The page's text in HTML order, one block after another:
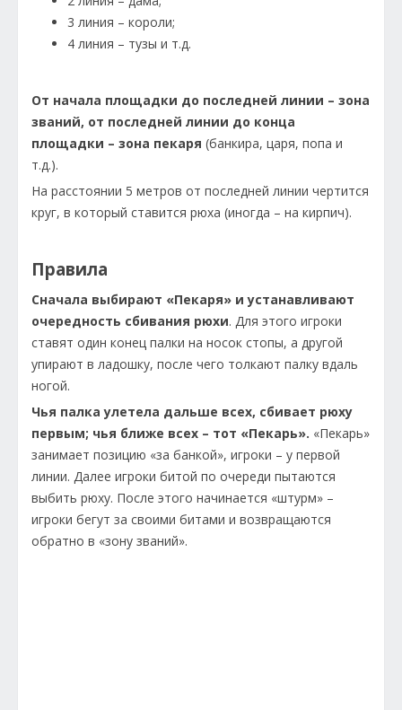
3 линия – короли;
4 линия – тузы и т.д.
От начала площадки до последней линии – зона
званий, от последней линии до конца
площадки – зона пекаря (банкира, царя, попа и
т.д.).
На расстоянии 5 метров от последней линии чертится
круг, в который ставится рюха (иногда – на кирпич).
Правила
Сначала выбирают «Пекаря» и устанавливают
очередность сбивания рюхи. Для этого игроки
ставят один конец палки на носок стопы, а другой
упирают в ладошку, после чего толкают палку вдаль
ногой.
Чья палка улетела дальше всех, сбивает рюху
первым; чья ближе всех – тот «Пекарь». «Пекарь»
занимает позицию «за банкой», игроки – у первой
линии. Далее игроки битой по очереди пытаются
выбить рюху. После этого начинается «штурм» –
игроки бегут за своими битами и возвращаются
обратно в «зону званий».